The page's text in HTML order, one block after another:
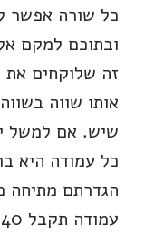
ובתוכם למקם
אותו שווה
הגדרתם